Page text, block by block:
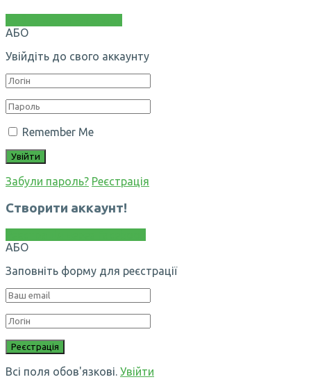
АБО
Увійдіть до свого аккаунту
Remember Me
Забули пароль? Реєстрація
Створити аккаунт!
АБО
Заповніть форму для реєстрації
Всі поля обов'язкові. Увійти